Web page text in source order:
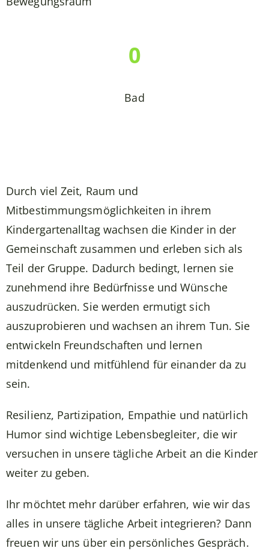
Bad
0
Durch viel Zeit, Raum und
Mitbestimmungsmöglichkeiten in ihrem
Kindergartenalltag wachsen die Kinder in der
Gemeinschaft zusammen und erleben sich als
Teil der Gruppe. Dadurch bedingt, lernen sie
zunehmend ihre Bedürfnisse und Wünsche
auszudrücken. Sie werden ermutigt sich
auszuprobieren und wachsen an ihrem Tun. Sie
entwickeln Freundschaften und lernen
mitdenkend und mitfühlend für einander da zu
sein.
Resilienz, Partizipation, Empathie und natürlich
Humor sind wichtige Lebensbegleiter, die wir
versuchen in unsere tägliche Arbeit an die Kinder
weiter zu geben.
Ihr möchtet mehr darüber erfahren, wie wir das
alles in unsere tägliche Arbeit integrieren? Dann
freuen wir uns über ein persönliches Gespräch.